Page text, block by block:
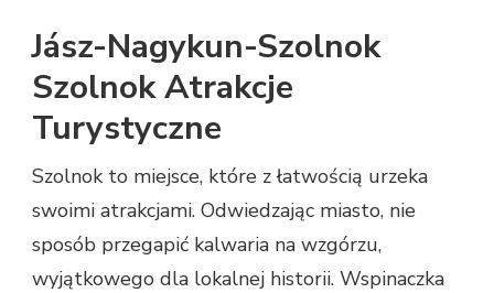
Jász-Nagykun-Szolnok
Szolnok Atrakcje
Turystyczne
Szolnok to miejsce, które z łatwością urzeka
swoimi atrakcjami. Odwiedzając miasto, nie
sposób przegapić kalwaria na wzgórzu,
wyjątkowego dla lokalnej historii. Wspinaczka